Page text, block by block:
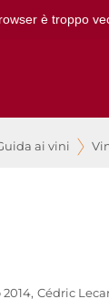
è troppo
ai vini
Cédric